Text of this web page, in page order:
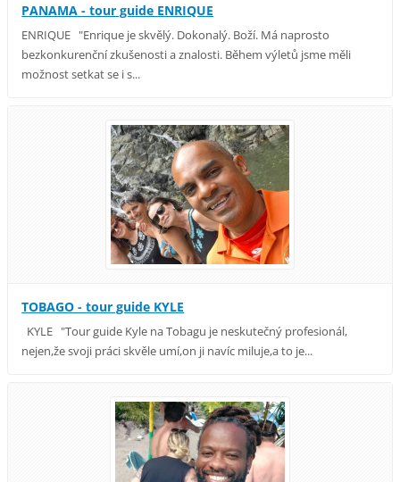
PANAMA - tour guide ENRIQUE
ENRIQUE "Enrique je skvělý. Dokonalý. Boží. Má naprosto
bezkonkurenční zkušenosti a znalosti. Během výletů jsme měli
možnost setkat se i s...
TOBAGO - tour guide KYLE
KYLE "Tour guide Kyle na Tobagu je neskutečný profesionál,
nejen,že svoji práci skvěle umí,on ji navíc miluje,a to je...